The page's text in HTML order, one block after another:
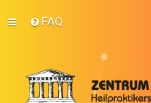
FAQ